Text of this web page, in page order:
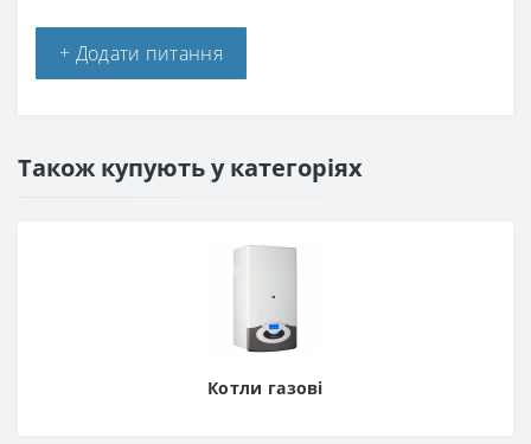
+ Додати питання
Також купують у категоріях
Котли газові